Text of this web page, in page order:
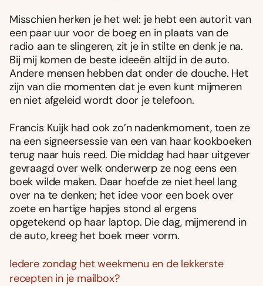
Misschien herken je het wel: je hebt een autorit van
een paar uur voor de boeg en in plaats van de
radio aan te slingeren, zit je in stilte en denk je na.
Bij mij komen de beste ideeën altijd in de auto.
Andere mensen hebben dat onder de douche. Het
zijn van die momenten dat je even kunt mijmeren
en niet afgeleid wordt door je telefoon.
Francis Kuijk had ook zo’n nadenkmoment, toen ze
na een signeersessie van een van haar kookboeken
terug naar huis reed. Die middag had haar uitgever
gevraagd over welk onderwerp ze nog eens een
boek wilde maken. Daar hoefde ze niet heel lang
over na te denken; het idee voor een boek over
zoete en hartige hapjes stond al ergens
opgetekend op haar laptop. Die dag, mijmerend in
de auto, kreeg het boek meer vorm.
Iedere zondag het weekmenu en de lekkerste
recepten in je mailbox?